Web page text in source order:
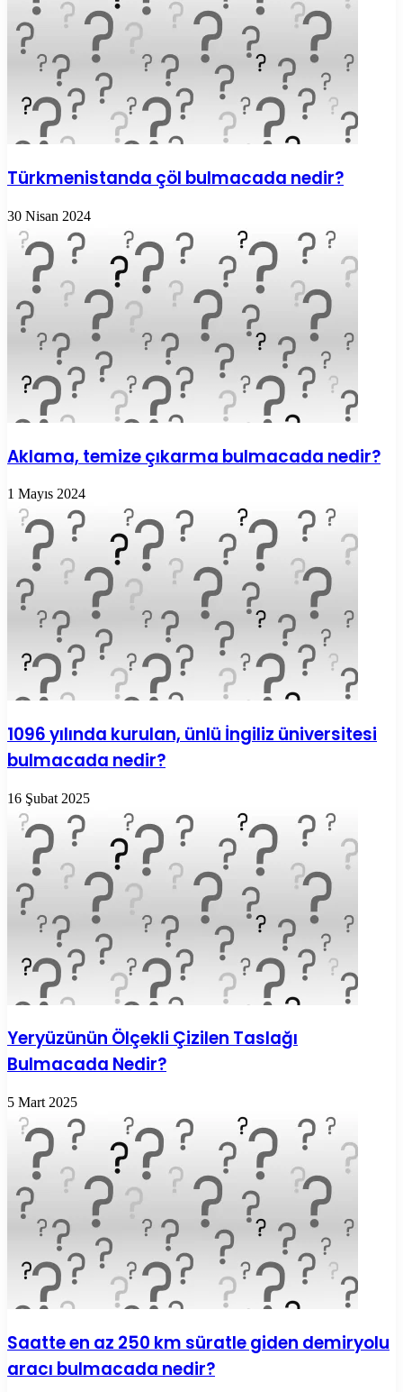
Türkmenistanda çöl bulmacada nedir?
30 Nisan 2024
Aklama, temize çıkarma bulmacada nedir?
1 Mayıs 2024
1096 yılında kurulan, ünlü İngiliz üniversitesi
bulmacada nedir?
16 Şubat 2025
Yeryüzünün Ölçekli Çizilen Taslağı
Bulmacada Nedir?
5 Mart 2025
Saatte en az 250 km süratle giden demiryolu
aracı bulmacada nedir?